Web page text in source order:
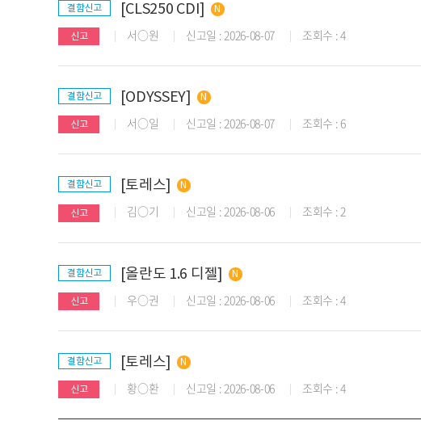
결함신고 [CLS250 CDI]
신고 서○원 신고일 : 2026-08-07 조회수 : 4
결함신고 [ODYSSEY]
신고 서○일 신고일 : 2026-08-07 조회수 : 6
결함신고 [토레스]
신고 김○기 신고일 : 2026-08-06 조회수 : 2
결함신고 [올란도 1.6 디젤]
신고 우○권 신고일 : 2026-08-06 조회수 : 4
결함신고 [토레스]
신고 황○환 신고일 : 2026-08-06 조회수 : 4